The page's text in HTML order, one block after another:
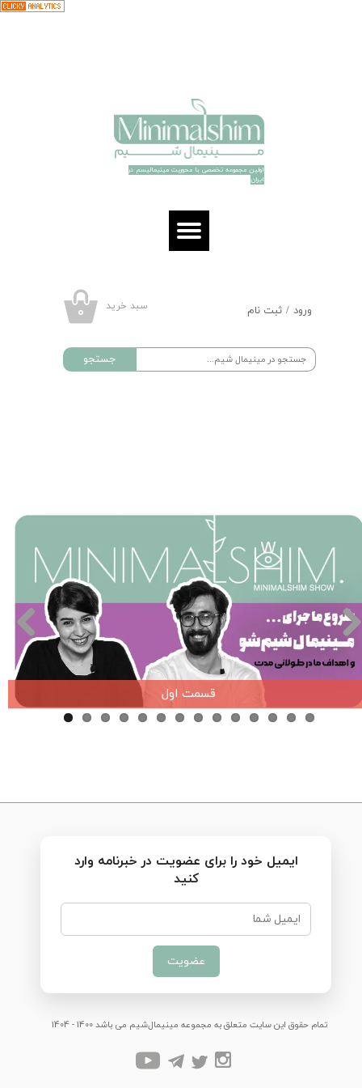
۰ سبد خرید
اولین مجموعه تخصصی با محوریت مینیمالیسم در
ایران​​​​​​​
جستجو
ورود / ثبت نام
خروج از حساب کاربری
قسمت اول
تمام حقوق این سایت متعلق به مجموعه مینیمال‌شیم می باشد 1400 - 1404
ایمیل خود را برای عضویت در خبرنامه وارد
کنید
عضویت